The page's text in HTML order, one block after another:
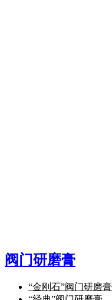
阀门研磨膏
“金刚石”阀门研磨膏